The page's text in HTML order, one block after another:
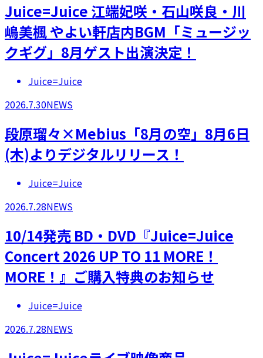
Juice=Juice 江端妃咲・石山咲良・川
嶋美楓 やよい軒店内BGM「ミュージッ
クギグ」8月ゲスト出演決定！
Juice=Juice
2026.7.30NEWS
段原瑠々×Mebius「8月の空」8月6日
(木)よりデジタルリリース！
Juice=Juice
2026.7.28NEWS
10/14発売 BD・DVD『Juice=Juice
Concert 2026 UP TO 11 MORE！
MORE！』ご購入特典のお知らせ
Juice=Juice
2026.7.28NEWS